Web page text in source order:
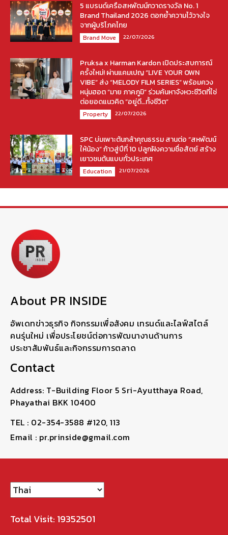
5 แบรนด์เครือสหพัฒน์กวาดรางวัล No. 1
Brand Thailand 2026 ตอกย้ำความไว้วางใจ
จากผู้บริโภคไทย
Brand Move 22/07/2026
Pruksa x Harman Kardon เปิดประสบการณ์
ครั้งใหม่! ผ่านแคมเปญ “LIVE YOUR OWN
VIBE” ส่ง “MELODY FILM SERIES” พร้อมควง
หนุ่มฮอต “มาย ภาคภูมิ” ร่วมค้นหาจังหวะชีวิตที่ใช่
ต่อยอดแนวคิด “อยู่ดี…ทั้งชีวิต”
Property 22/07/2026
SPC บ่มเพาะต้นกล้าคุณธรรม สานต่อ “สหพัฒน์
ให้น้อง” ก้าวสู่ปีที่ 10 ปลูกฝังความซื่อสัตย์ สร้าง
เยาวชนต้นแบบทั่วประเทศ
Education 21/07/2026
About PR INSIDE
อัพเดทข่าวธุรกิจ กิจกรรมเพื่อสังคม เทรนด์และไลฟ์สไตล์
คนรุ่นใหม่ เพื่อประโยชน์ต่อการพัฒนางานด้านการ
ประชาสัมพันธ์และกิจกรรมการตลาด
Contact
Address: T-Building Floor 5 Sri-Ayutthaya Road,
Phayathai BKK 10400
TEL : 02-354-3588 #120, 113
Email : pr.prinside@gmail.com
Total Visit: 19352501